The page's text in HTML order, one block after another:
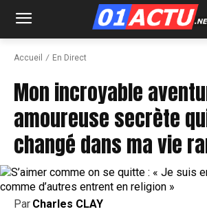
Accueil En Direct
Mon incroyable
amoureuse secrète
changé dans ma vie
Par Charles CLAY